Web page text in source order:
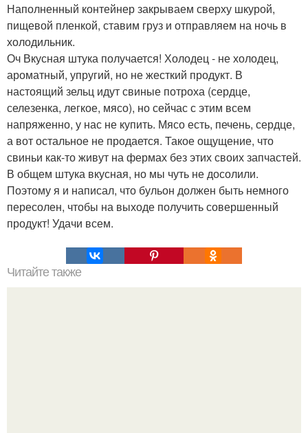
Наполненный контейнер закрываем сверху шкурой,
пищевой пленкой, ставим груз и отправляем на ночь в
холодильник.
Оч Вкусная штука получается! Холодец - не холодец,
ароматный, упругий, но не жесткий продукт. В
настоящий зельц идут свиные потроха (сердце,
селезенка, легкое, мясо), но сейчас с этим всем
напряженно, у нас не купить. Мясо есть, печень, сердце,
а вот остальное не продается. Такое ощущение, что
свиньи как-то живут на фермах без этих своих запчастей.
В общем штука вкусная, но мы чуть не досолили.
Поэтому я и написал, что бульон должен быть немного
пересолен, чтобы на выходе получить совершенный
продукт! Удачи всем.
Читайте также